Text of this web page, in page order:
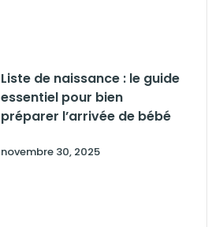
Liste de naissance : le guide
essentiel pour bien
préparer l’arrivée de bébé
novembre 30, 2025